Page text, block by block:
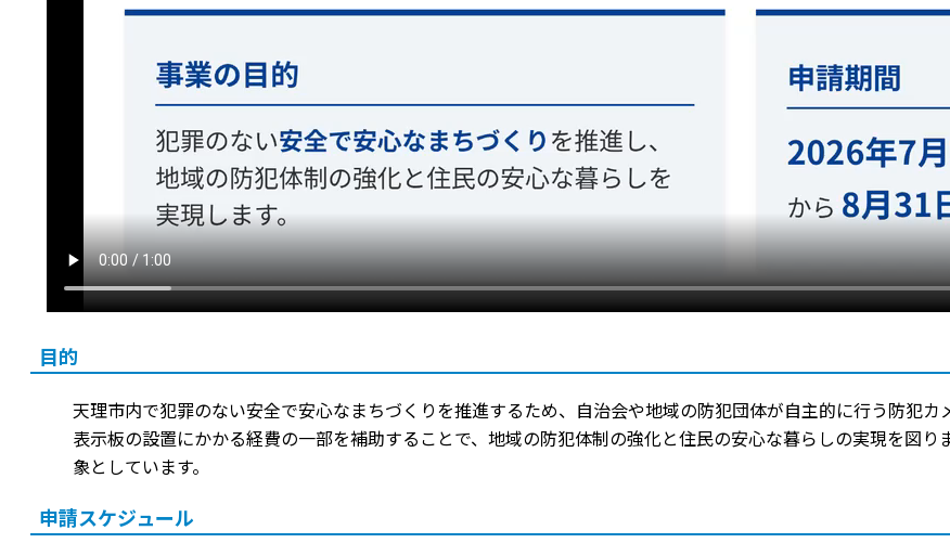
目的
天理市内で犯罪のない安全で安心なまちづくりを推進するため、自治会や地域の防犯団体が自主的に行う防犯カ
表示板の設置にかかる経費の一部を補助することで、地域の防犯体制の強化と住民の安心な暮らしの実現を図
象としています。
申請スケジュール